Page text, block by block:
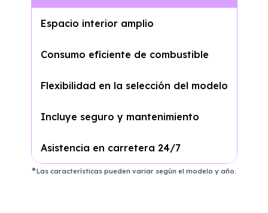
Espacio interior amplio
Consumo eficiente de combustible
Flexibilidad en la selección del modelo
Incluye seguro y mantenimiento
Asistencia en carretera 24/7
Las características pueden variar según el modelo y año.